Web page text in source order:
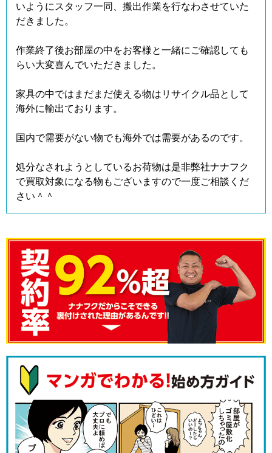
いようにスタッフ一同、搬出作業を行なわさせていた
だきました。
作業終了後お部屋の中をお客様と一緒にご確認しても
らい大変喜んでいただきました。
家具の中ではまだまだ使える物はリサイクル品として
海外に輸出ております。
国内で需要がない物でも海外では需要があるのです。
処分なされようとしているお荷物は是非弊社ナナフク
で買取対象になる物もございますので一度ご相談くだ
さい＾＾